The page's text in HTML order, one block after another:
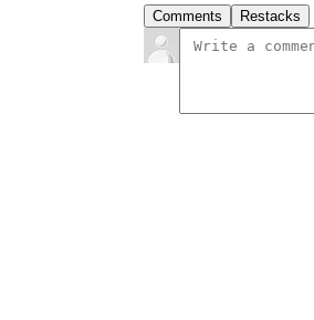
Comments Restacks